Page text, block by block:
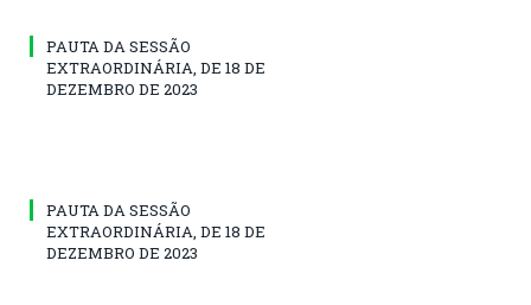
PAUTA DA SESSÃO
EXTRAORDINÁRIA, DE 18 DE
DEZEMBRO DE 2023
PAUTA DA SESSÃO
EXTRAORDINÁRIA, DE 18 DE
DEZEMBRO DE 2023